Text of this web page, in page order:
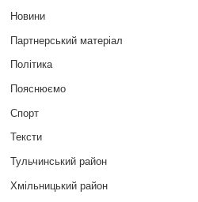
Новини
Партнерський матеріал
Політика
Пояснюємо
Спорт
Тексти
Тульчинський район
Хмільницький район